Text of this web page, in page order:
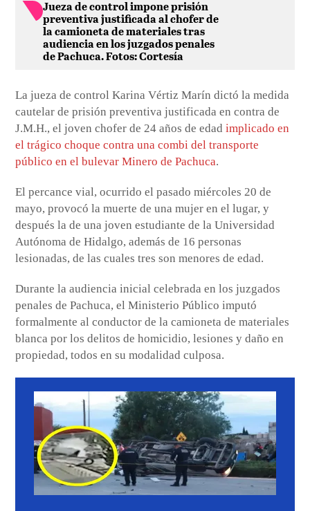
Jueza de control impone prisión
preventiva justificada al chofer de
la camioneta de materiales tras
audiencia en los juzgados penales
de Pachuca. Fotos: Cortesía
La jueza de control Karina Vértiz Marín dictó la medida
cautelar de prisión preventiva justificada en contra de
J.M.H., el joven chofer de 24 años de edadimplicado en
el trágico choque contra una combi del transporte
público en el bulevar Minero de Pachuca.
El percance vial, ocurrido el pasado miércoles 20 de
mayo, provocó la muerte de una mujer en el lugar, y
después la de una joven estudiante de la Universidad
Autónoma de Hidalgo, además de 16 personas
lesionadas, de las cuales tres son menores de edad.
Durante la audiencia inicial celebrada en los juzgados
penales de Pachuca, el Ministerio Público imputó
formalmente al conductor de la camioneta de materiales
blanca por los delitos de homicidio, lesiones y daño en
propiedad, todos en su modalidad culposa.